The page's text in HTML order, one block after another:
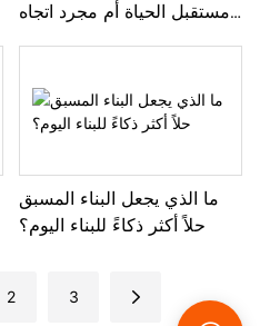
مستقبل الحياة أم مجرد اتجاه
ما الذي يجعل البناء المسبق
حلاً أكثر ذكاءً للبناء اليوم؟
2 3